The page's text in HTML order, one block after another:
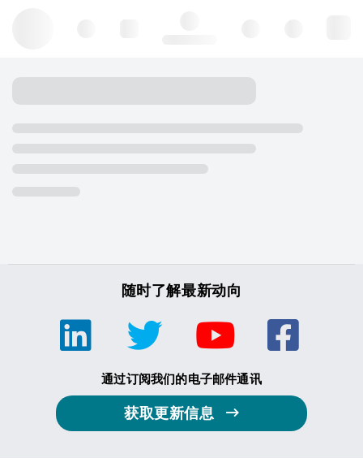
随时了解最新动向
通过订阅我们的电子邮件通讯
获取更新信息